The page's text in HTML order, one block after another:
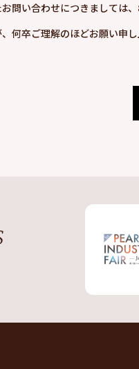
問い合わせにつきましては
何卒ご理解のほどお願い申し